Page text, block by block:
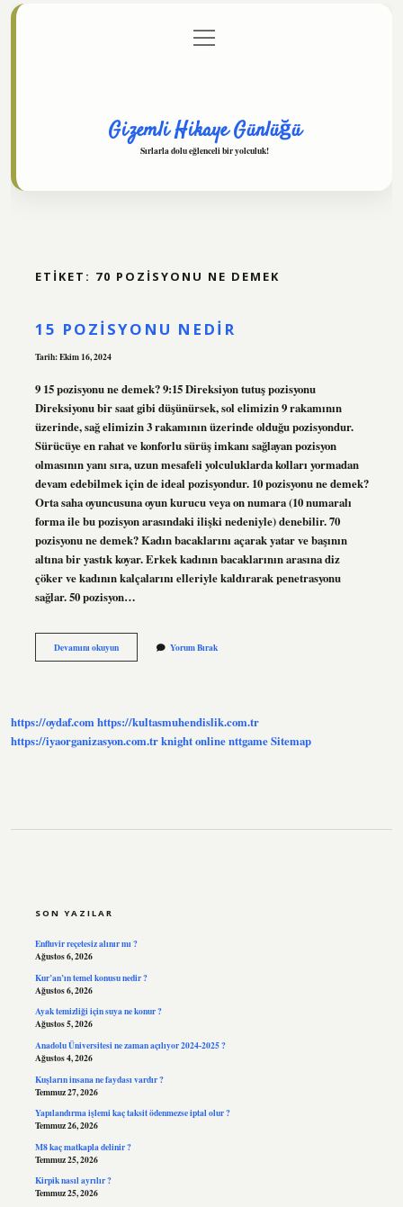
Gizlilik Politikası
menüyü
aç
Gizemli Hikaye Günlüğü
Sırlarla dolu eğlenceli bir yolculuk!
ETIKET: 70 POZISYONU NE DEMEK
15 POZISYONU NEDIR
Tarih: Ekim 16, 2024
9 15 pozisyonu ne demek? 9:15 Direksiyon tutuş pozisyonu
Direksiyonu bir saat gibi düşünürsek, sol elimizin 9 rakamının
üzerinde, sağ elimizin 3 rakamının üzerinde olduğu pozisyondur.
Sürücüye en rahat ve konforlu sürüş imkanı sağlayan pozisyon
olmasının yanı sıra, uzun mesafeli yolculuklarda kolları yormadan
devam edebilmek için de ideal pozisyondur. 10 pozisyonu ne demek?
Orta saha oyuncusuna oyun kurucu veya on numara (10 numaralı
forma ile bu pozisyon arasındaki ilişki nedeniyle) denebilir. 70
pozisyonu ne demek? Kadın bacaklarını açarak yatar ve başının
altına bir yastık koyar. Erkek kadının bacaklarının arasına diz
çöker ve kadının kalçalarını elleriyle kaldırarak penetrasyonu
sağlar. 50 pozisyon…
Devamını okuyun15
Pozisyonu
Yorum Bırak
https://oydaf.comhttps://kultasmuhendislik.com.tr
https://iyaorganizasyon.com.trknight onlinenttgameSitemap
SON YAZILAR
Enfluvir reçetesiz alınır mı ?
Ağustos 6, 2026
Kur’an’ın temel konusu nedir ?
Ağustos 6, 2026
Ayak temizliği için suya ne konur ?
Ağustos 5, 2026
Anadolu Üniversitesi ne zaman açılıyor 2024-2025 ?
Ağustos 4, 2026
Kuşların insana ne faydası vardır ?
Temmuz 27, 2026
Yapılandırma işlemi kaç taksit ödenmezse iptal olur ?
Temmuz 26, 2026
M8 kaç matkapla delinir ?
Temmuz 25, 2026
Kirpik nasıl ayrılır ?
Temmuz 25, 2026